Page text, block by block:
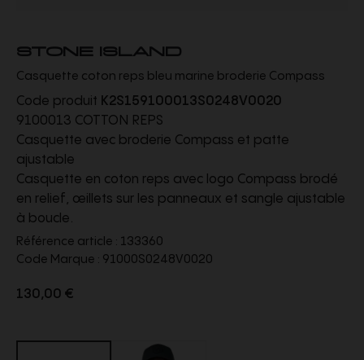
STONE ISLAND
Casquette coton reps bleu marine broderie Compass
Code produit K2S159100013S0248V0020
9100013 COTTON REPS
Casquette avec broderie Compass et patte
ajustable
Casquette en coton reps avec logo Compass brodé
en relief, œillets sur les panneaux et sangle ajustable
à boucle.
Référence article : 133360
Code Marque : 91000S0248V0020
130,00 €